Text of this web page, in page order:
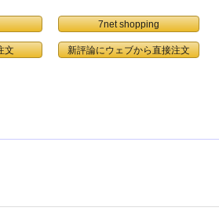
7net shopping
文